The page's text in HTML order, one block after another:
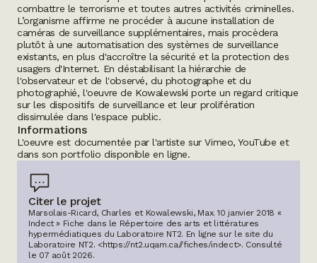
combattre le terrorisme et toutes autres activités criminelles.
L’organisme affirme ne procéder à aucune installation de
caméras de surveillance supplémentaires, mais procèdera
plutôt à une automatisation des systèmes de surveillance
existants, en plus d'accroître la sécurité et la protection des
usagers d'Internet. En déstabilisant la hiérarchie de
l'observateur et de l'observé, du photographe et du
photographié, l'oeuvre de Kowalewski porte un regard critique
sur les dispositifs de surveillance et leur prolifération
dissimulée dans l'espace public.
Informations
L'oeuvre est documentée par l'artiste surVimeo,YouTube et
dans sonportfolio disponible en ligne.
Citer le projet
Marsolais-Ricard, Charles et Kowalewski, Max. 10 janvier 2018 «
Indect » Fiche dans le Répertoire des arts et littératures
hypermédiatiques du Laboratoire NT2. En ligne sur le site du
Laboratoire NT2. <https://nt2.uqam.ca//fiches/indect>. Consulté
le 07 août 2026.